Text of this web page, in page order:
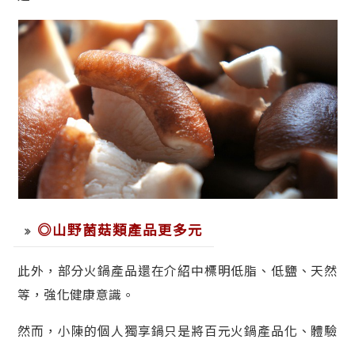
◎山野菌菇類產品更多元
此外，部分火鍋產品還在介紹中標明低脂、低鹽、天然
等，強化健康意識。
然而，小陳的個人獨享鍋只是將百元火鍋產品化、體驗